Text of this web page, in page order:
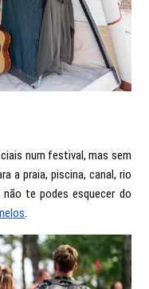
num festival, mas sem
a praia, piscina, canal, rio
te podes esquecer do